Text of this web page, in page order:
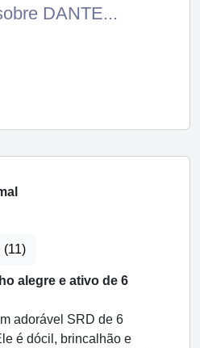
DANTE...
(11)
alegre e ativo de 6
adorável SRD de 6
é dócil, brincalhão e